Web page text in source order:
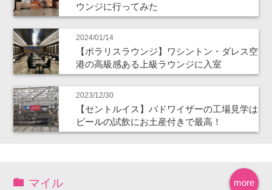
ウンジに行ってみた
2024/01/14
【ポラリスラウンジ】ワシントン・ダレス空
港の高級感ある上級ラウンジに入室
2023/12/30
【セントルイス】バドワイザーの工場見学は
ビールの試飲にお土産付きで最高！
more
マイル